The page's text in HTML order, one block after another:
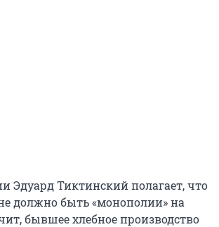
Эдуард Тиктинский полагает, что
должно быть «монополии» на
бывшее хлебное производство